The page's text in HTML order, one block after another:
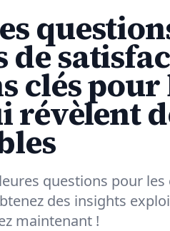
de
clés pour
révèlent
questions pour
des insights
maintenant !